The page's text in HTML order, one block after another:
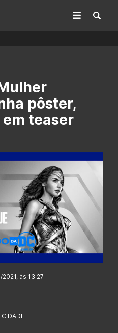
pôster,
teaser
às 13:27